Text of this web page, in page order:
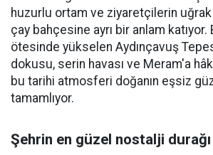
huzurlu ortam ve ziyaretçilerin uğrak
çay bahçesine ayrı bir anlam katıyor.
ötesinde yükselen Aydınçavuş
dokusu, serin havası ve Meram'a
bu tarihi atmosferi doğanın eşsiz
tamamlıyor.
Şehrin en güzel nostalji durağı